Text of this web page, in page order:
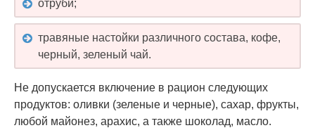
отруби;
травяные настойки различного состава, кофе,
черный, зеленый чай.
Не допускается включение в рацион следующих
продуктов: оливки (зеленые и черные), сахар, фрукты,
любой майонез, арахис, а также шоколад, масло.